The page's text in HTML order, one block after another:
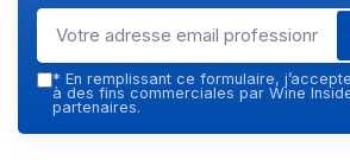
* En remplissant ce formulaire,
à des fins commerciales par Wine
partenaires.